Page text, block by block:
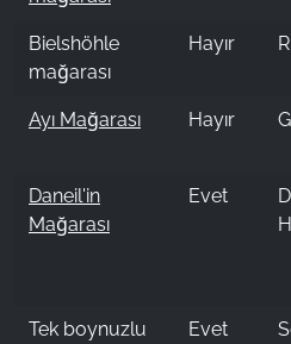
Bielshöhle
mağarası
Hayır
Ayı Mağarası Hayır
Daneil'in
Mağarası
Evet
Tek boynuzlu
Evet